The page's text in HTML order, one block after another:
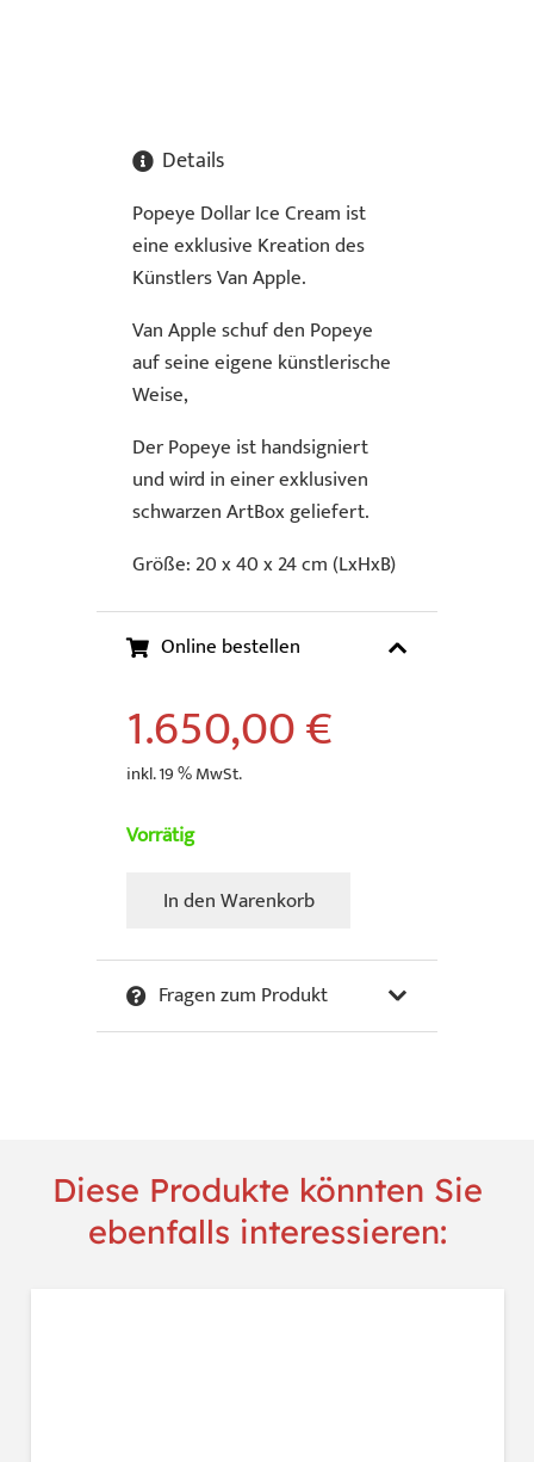
Details
Popeye Dollar Ice Cream ist
eine exklusive Kreation des
Künstlers Van Apple.
Van Apple schuf den Popeye
auf seine eigene künstlerische
Weise,
Der Popeye ist handsigniert
und wird in einer exklusiven
schwarzen ArtBox geliefert.
Größe: 20 x 40 x 24 cm (LxHxB)
Online bestellen
1.650,00€
inkl. 19 % MwSt.
Vorrätig
-
Popeye
In den Warenkorb
Fragen zum Produkt
Diese Produkte könnten Sie
ebenfalls interessieren: